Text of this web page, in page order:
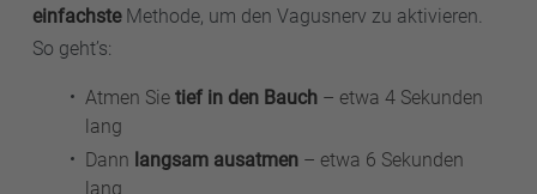
einfachsteMethode, um den Vagusnerv zu aktivieren.
So geht’s:
Atmen Sie tief in den Bauch – etwa 4 Sekunden
lang
Dann langsam ausatmen – etwa 6 Sekunden
lang